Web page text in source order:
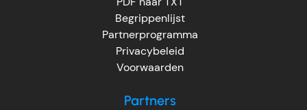
Begrippenlijst
Partnerprogramma
Privacybeleid
Voorwaarden
Partners